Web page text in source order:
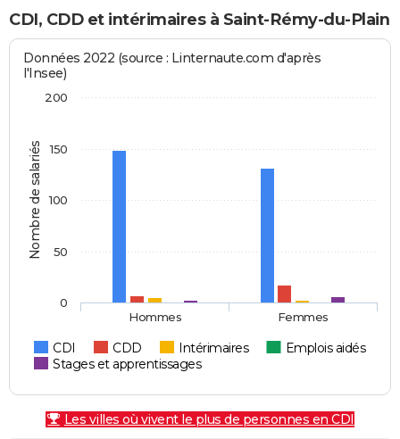
CDI, CDD et intérimaires à Saint-Rémy-du-Plain
Nombre de salariés
Données 2022 (source : Linternaute.com d'après
l'Insee)
CDI CDD Intérimaires
Emplois aidés
Stages et apprentissages
Hommes Femmes
0
50
100
150
200
Les villes où vivent le plus de personnes en CDI